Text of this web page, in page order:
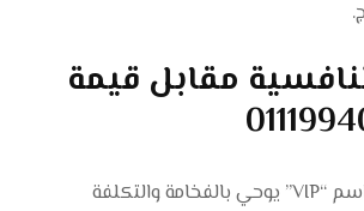
مقابل قيمة
على الرغم من أن اسم “VIP” يوحي بالفخامة والتكلفة